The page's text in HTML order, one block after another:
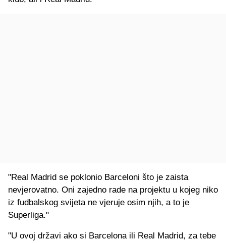
"Real Madrid se poklonio Barceloni što je zaista
nevjerovatno. Oni zajedno rade na projektu u kojeg niko
iz fudbalskog svijeta ne vjeruje osim njih, a to je
Superliga."
"U ovoj državi ako si Barcelona ili Real Madrid, za tebe